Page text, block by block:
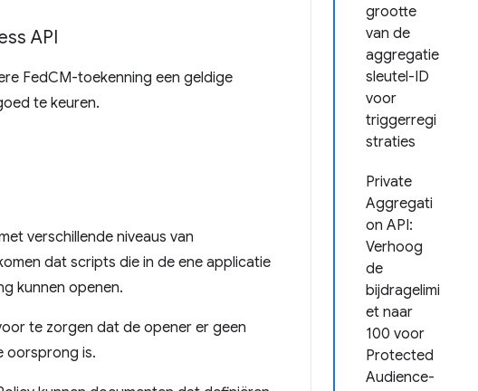
grootte
van de
aggregatie
sleutel-ID
voor
triggerregi
straties
Private
Aggregati
on API:
Verhoog
de
bijdragelimi
et naar
100 voor
Protected
Audience-
API
FedCM-toekenning een geldige
te keuren.
verschillende niveaus van
dat scripts die in de ene applicatie
kunnen openen.
te zorgen dat de opener er geen
oorsprong is.